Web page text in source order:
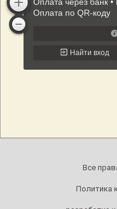
Все
Политика